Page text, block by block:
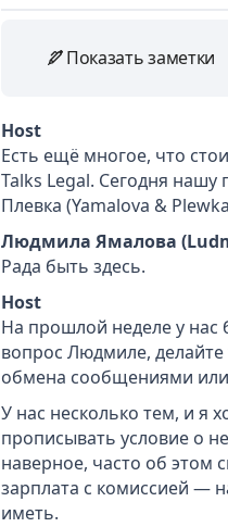
Показать заметки
Host
Есть ещё многое, что
Talks Legal. Сегодня
Плевка (Yamalova &
Людмила Ямалова
Рада быть здесь.
Host
На прошлой неделе у нас
вопрос Людмиле,
обмена сообщениями
У нас несколько тем, и я
прописывать условие о
наверное, часто об этом
зарплата с комиссией —
иметь.